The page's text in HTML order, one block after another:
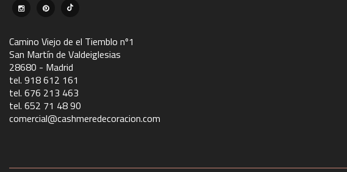
Camino Viejo de el Tiemblo nº1
San Martín de Valdeiglesias
28680 - Madrid
tel. 918 612 161
tel. 676 213 463
tel. 652 71 48 90
comercial@cashmeredecoracion.com